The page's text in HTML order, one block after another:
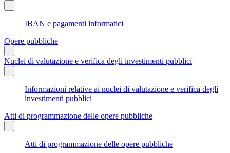
IBAN e pagamenti informatici
Opere pubbliche
Nuclei di valutazione e verifica degli investimenti pubblici
Informazioni relative ai nuclei di valutazione e verifica degli
investimenti pubblici
Atti di programmazione delle opere pubbliche
Atti di programmazione delle opere pubbliche